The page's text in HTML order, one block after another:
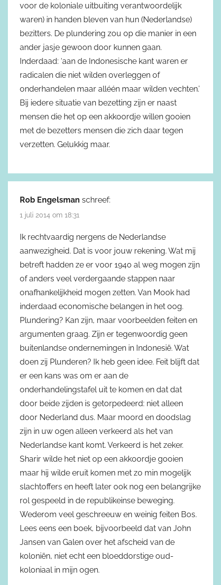
voor de koloniale uitbuiting verantwoordelijk
waren) in handen bleven van hun (Nederlandse)
bezitters. De plundering zou op die manier in een
ander jasje gewoon door kunnen gaan.
Inderdaad: ‘aan de Indonesische kant waren er
radicalen die niet wilden overleggen of
onderhandelen maar alléén maar wilden vechten.’
Bij iedere situatie van bezetting zijn er naast
mensen die het op een akkoordje willen gooien
met de bezetters mensen die zich daar tegen
verzetten. Gelukkig maar.
Rob Engelsman schreef:
1 juli 2014 om 18:31
Ik rechtvaardig nergens de Nederlandse
aanwezigheid. Dat is voor jouw rekening. Wat mij
betreft hadden ze er voor 1940 al weg mogen zijn
of anders veel verdergaande stappen naar
onafhankelijkheid mogen zetten. Van Mook had
inderdaad economische belangen in het oog.
Plundering? Kan zijn, maar voorbeelden feiten en
argumenten graag. Zijn er tegenwoordig geen
buitenlandse ondernemingen in Indonesië. Wat
doen zij Plunderen? Ik heb geen idee. Feit blijft dat
er een kans was om er aan de
onderhandelingstafel uit te komen en dat dat
door beide zijden is getorpedeerd: niet alleen
door Nederland dus. Maar moord en doodslag
zijn in uw ogen alleen verkeerd als het van
Nederlandse kant komt. Verkeerd is het zeker.
Sharir wilde het niet op een akkoordje gooien
maar hij wilde eruit komen met zo min mogelijk
slachtoffers en heeft later ook nog een belangrijke
rol gespeeld in de republikeinse beweging.
Wederom veel geschreeuw en weinig feiten Bos.
Lees eens een boek, bijvoorbeeld dat van John
Jansen van Galen over het afscheid van de
koloniën, niet echt een bloeddorstige oud-
koloniaal in mijn ogen.